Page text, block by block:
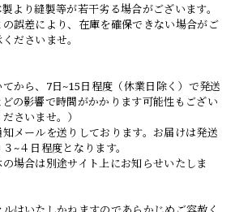
より縫製等が若干劣る場合がございます。
誤差により、在庫を確保できない場合がご
ださいませ。
から、7日~15日程度（休業日除く）で発送
の影響で時間がかかります可能性もござい
さいませ。）
メールを送りしております。お届けは発送
~４日程度となります。
場合は別途サイト上にお知らせいたしま